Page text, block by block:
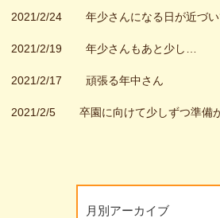
2021/2/24 年少さんになる日が近づ
2021/2/19 年少さんもあと少し…
2021/2/17 頑張る年中さん
2021/2/5 卒園に向けて少しずつ準備
月別アーカイブ